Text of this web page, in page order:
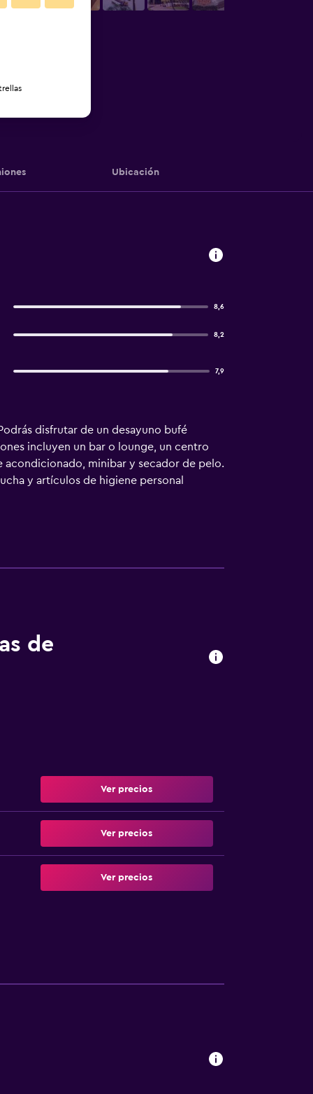
Ubicación
8,6
8,2
7,9
disfrutar de un desayuno bufé
incluyen un bar o lounge, un centro
acondicionado, minibar y secador de pelo.
y artículos de higiene personal
todos los días. Los servicios de ocio y
de
Ver precios
Ver precios
Ver precios